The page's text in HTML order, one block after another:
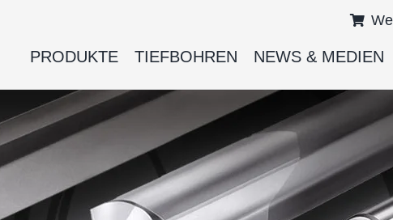
PRODUKTE TIEFBOHREN NEWS & MEDIEN